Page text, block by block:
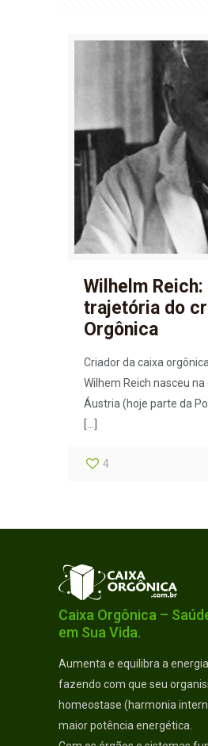
Wilhelm
trajetória do
Orgônica
Criador da caixa
Wilhem Reich nasceu
Áustria (hoje parte da
4
Caixa Orgônica –
em Sua Vida.
Aumenta e equilibra a
fazendo com que seu
homeostase (harmonia
maior potência energética.